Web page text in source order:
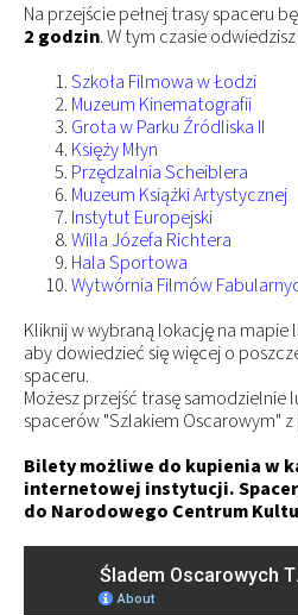
Na przejście pełnej trasy spaceru
2 godzin. W tym czasie
Szkoła Filmowa w Łodzi
Muzeum Kinematografii
Grota w Parku Źródliska II
Księży Młyn
Przędzalnia Scheiblera
Muzeum Książki Artystycznej
Instytut Europejski
Willa Józefa Richtera
Hala Sportowa
Wytwórnia Filmów
Kliknij w wybraną lokację na
aby dowiedzieć się więcej o
spaceru.
Możesz przejść trasę samodzielnie
spacerów "Szlakiem Oscarowym"
Bilety możliwe do kupienia w
internetowej instytucji.
do Narodowego Centrum